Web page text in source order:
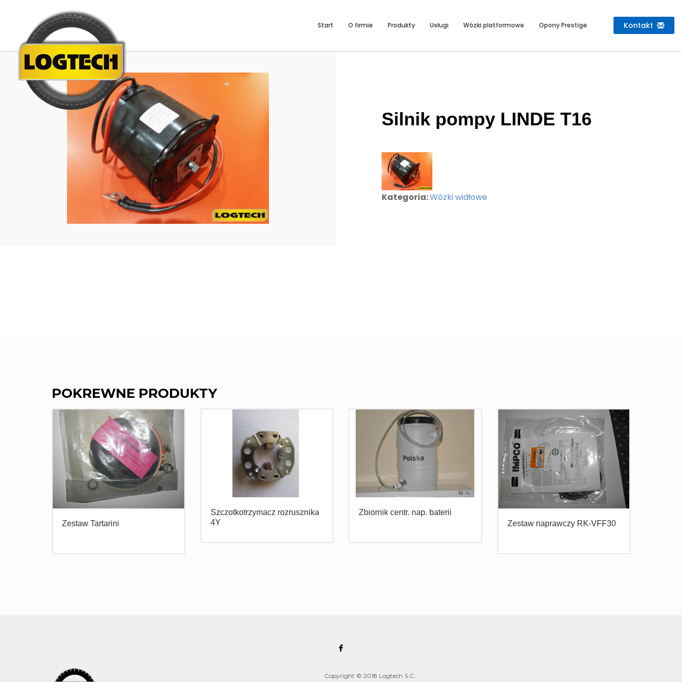
Start O firmie Produkty Usługi Wózki platformowe Opony Prestige Kontakt
Silnik pompy LINDE T16
Kategoria:Wózki widłowe
POKREWNE PRODUKTY
Zestaw Tartarini
Szczotkotrzymacz rozrusznika
4Y
Zbiornik centr. nap. baterii
Zestaw naprawczy RK-VFF30
Copyright © 2018 Logtech S.C.